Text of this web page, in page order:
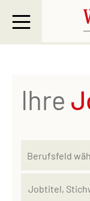
Ihre